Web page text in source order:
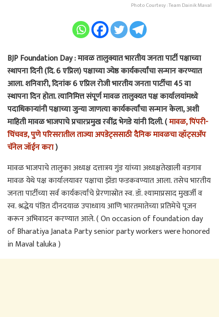
Photo Courtesy : Team Dainik Maval
BJP Foundation Day : मावळ तालुक्यात भारतीय जनता पार्टी पक्षाच्या
स्थापना दिनी (दि. 6 एप्रिल) पक्षाच्या ज्येष्ठ कार्यकर्त्यांचा सन्मान करण्यात
आला. शनिवारी, दिनांक 6 एप्रिल रोजी भारतीय जनता पार्टीचा 45 वा
स्थापना दिन होता. त्यानिमित्त संपूर्ण मावळ तालुक्यत पक्ष कार्यालयांमध्ये
पदाधिकाऱ्यांनी पक्षाच्या जुन्या जाणत्या कार्यकर्त्यांचा सन्मान केला, अशी
माहिती मावळ भाजपाचे प्रचारप्रमुख रवींद्र भेगडे यांनी दिली. (मावळ, पिंपरी-
चिंचवड, पुणे परिसरातील ताज्या अपडेट्ससाठी दैनिक मावळचा व्हॉट्सअ‍ॅप
चॅनेल जॉईन करा)
मावळ भाजपाचे तालुका अध्यक्ष दत्तात्रय गुंड यांच्या अध्यक्षतेखाली वडगाव
मावळ येथे पक्ष कार्यालयावर पक्षाचा झेंडा फडकवण्यात आला. तसेच भारतीय
जनता पार्टीच्या सर्व कार्यकर्त्यांचे प्रेरणास्रोत स्व. डॉ. श्यामाप्रसाद मुखर्जी व
स्व. श्रद्धेय पंडित दीनदयाळ उपाध्याय आणि भारतमातेच्या प्रतिमेचे पूजन
करून अभिवादन करण्यात आले. ( On occasion of foundation day
of Bharatiya Janata Party senior party workers were honored
in Maval taluka )